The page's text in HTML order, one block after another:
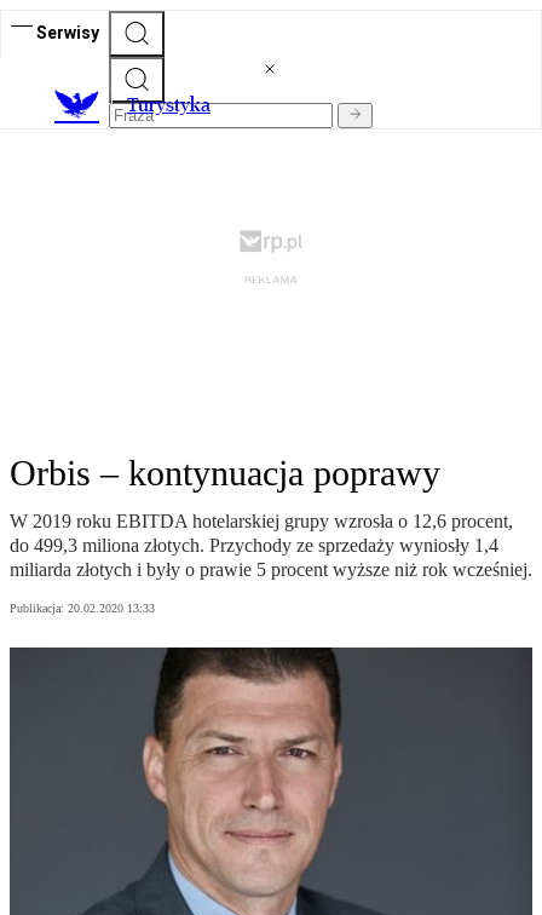
Serwisy
Turystyka
Orbis – kontynuacja poprawy
W 2019 roku EBITDA hotelarskiej grupy wzrosła o 12,6 procent,
do 499,3 miliona złotych. Przychody ze sprzedaży wyniosły 1,4
miliarda złotych i były o prawie 5 procent wyższe niż rok wcześniej.
Publikacja: 20.02.2020 13:33